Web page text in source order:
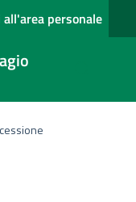
all'area personale